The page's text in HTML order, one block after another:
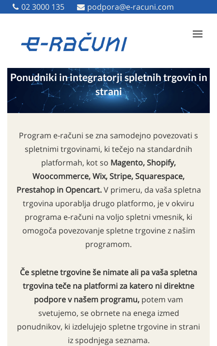
02 3000 135 podpora@e-racuni.com
02 3000 135 podpora@e-racuni.com
Ponudniki in integratorji spletnih trgovin in
strani
Program e-računi se zna samodejno povezovati s
spletnimi trgovinami, ki tečejo na standardnih
platformah, kot so Magento, Shopify,
Woocommerce, Wix, Stripe, Squarespace,
Prestahop in Opencart.V primeru, da vaša spletna
trgovina uporablja drugo platformo, je v okviru
programa e-računi na voljo spletni vmesnik, ki
omogoča povezovanje spletne trgovine z našim
programom.
Če spletne trgovine še nimate ali pa vaša spletna
trgovina teče na platformi za katero ni direktne
podpore v našem programu, potem vam
svetujemo, se obrnete na enega izmed
ponudnikov, ki izdelujejo spletne trgovine in strani
iz spodnjega seznama.